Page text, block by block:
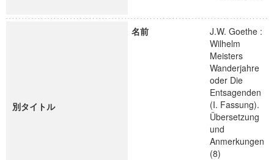
別タイトル
名前
J.W. Goethe :
Wilhelm
Meisters
Wanderjahre
oder Die
Entsagenden
(I. Fassung).
Übersetzung
und
Anmerkungen
(8)